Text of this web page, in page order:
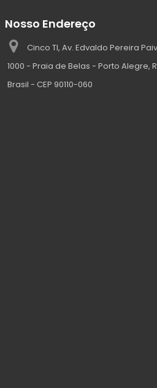
Nosso Endereço
Cinco TI, Av. Edvaldo Pereira
1000 - Praia de Belas - Porto Alegre,
Brasil - CEP 90110-060